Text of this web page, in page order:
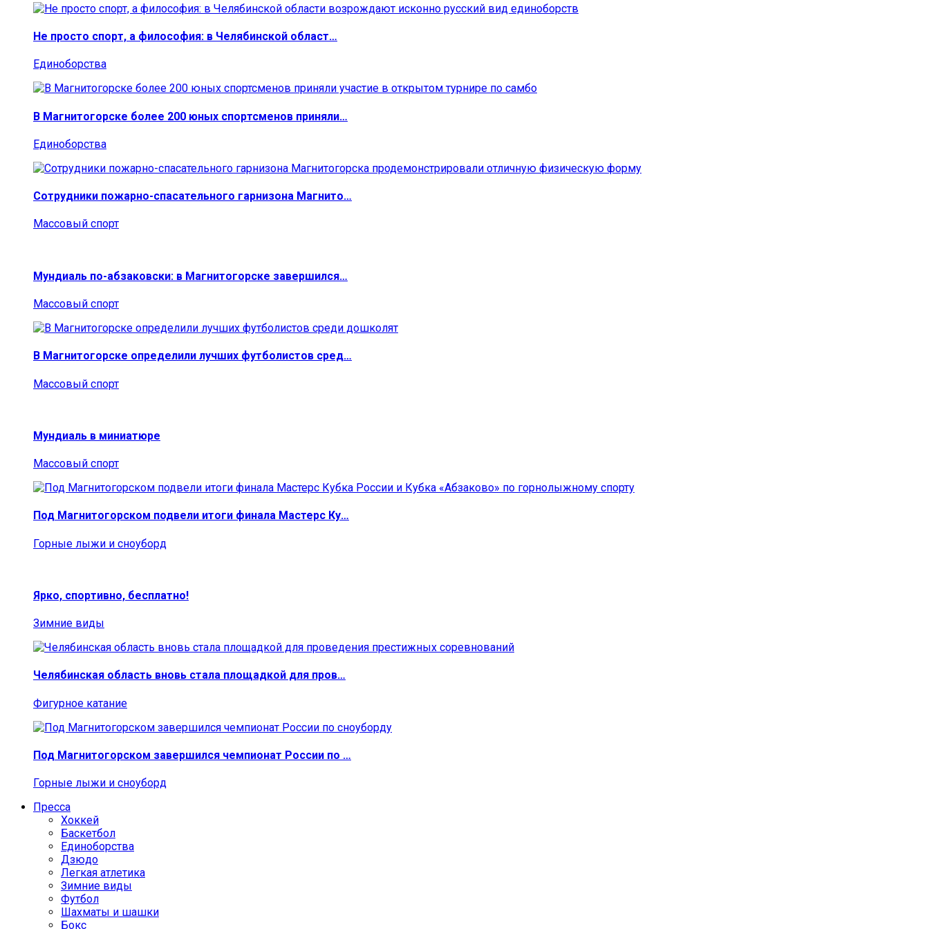
Не просто спорт, а философия: в Челябинской област…
Единоборства
В Магнитогорске более 200 юных спортсменов приняли…
Единоборства
Сотрудники пожарно-спасательного гарнизона Магнито…
Массовый спорт
Мундиаль по-абзаковски: в Магнитогорске завершился…
Массовый спорт
В Магнитогорске определили лучших футболистов сред…
Массовый спорт
Мундиаль в миниатюре
Массовый спорт
Под Магнитогорском подвели итоги финала Мастерс Ку…
Горные лыжи и сноуборд
Ярко, спортивно, бесплатно!
Зимние виды
Челябинская область вновь стала площадкой для пров…
Фигурное катание
Под Магнитогорском завершился чемпионат России по …
Горные лыжи и сноуборд
Пресса
Хоккей
Баскетбол
Единоборства
Дзюдо
Легкая атлетика
Зимние виды
Футбол
Шахматы и шашки
Бокс